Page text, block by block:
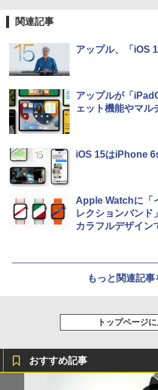
関連記事
アップル、「iOS
アップルが「
ェット機能やマル
iOS 15はiPhone
Apple Watchに「
レクションバンド
カラフルデザイン
もっと関連記事
トップページ
おすすめ記事